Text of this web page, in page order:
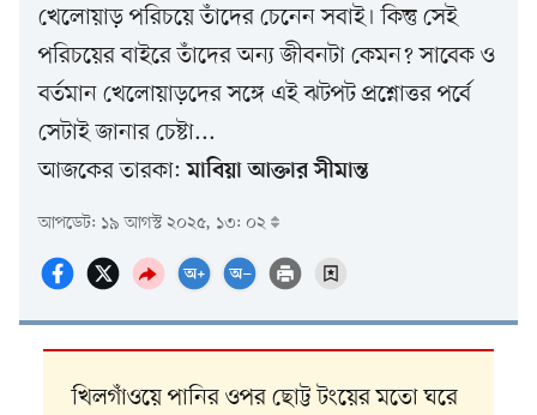
খেলোয়াড় পরিচয়ে তাঁদের চেনেন সবাই। কিন্তু সেই
পরিচয়ের বাইরে তাঁদের অন্য জীবনটা কেমন? সাবেক ও
বর্তমান খেলোয়াড়দের সঙ্গে এই ঝটপট প্রশ্নোত্তর পর্বে
সেটাই জানার চেষ্টা...
আজকের তারকা:মাবিয়া আক্তার সীমান্ত
আপডেট: ১৯ আগস্ট ২০২৫, ১৩: ০২
খিলগাঁওয়ে পানির ওপর ছোট্ট টংয়ের মতো ঘরে